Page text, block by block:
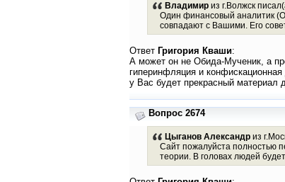
Владимириз г.Волжск
Один финансовый аналитик
совпадают с Вашими. Его
Ответ Григория Кваши:
А может он не Обида-Мученик, а
гиперинфляция и
у Вас будет прекрасный материал
Вопрос 2674
Цыганов Александриз
Сайт пожалуйста полностью
теории. В головах людей